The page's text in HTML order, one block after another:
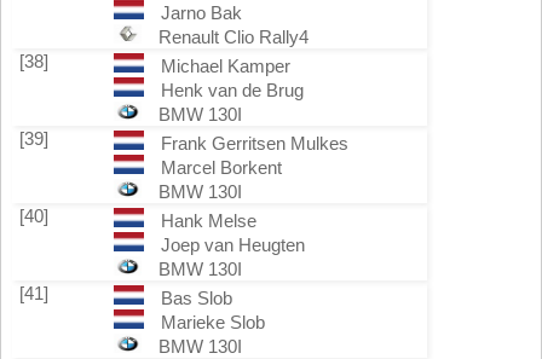
Jarno Bak
Renault Clio Rally4
[38]
Michael Kamper
Henk van de Brug
BMW 130I
[39]
Frank Gerritsen Mulkes
Marcel Borkent
BMW 130I
[40]
Hank Melse
Joep van Heugten
BMW 130I
[41]
Bas Slob
Marieke Slob
BMW 130I